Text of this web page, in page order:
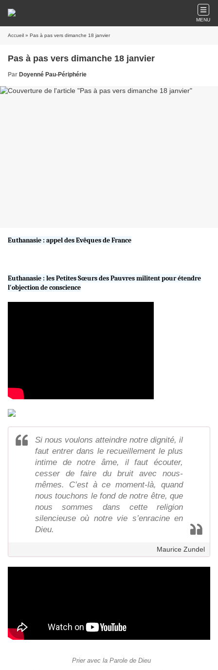
MENU
Accueil » Pas à pas vers dimanche 18 janvier
Pas à pas vers dimanche 18 janvier
Par Doyenné Pau-Périphérie
Euthanasie : appel des Evêques de France
Euthanasie : les Petites Sœurs des Pauvres militent pour étendre
l'objection de conscience
Si nous voulons atteindre notre dignité, il
faut entrer dans le recueillement le plus
intime de notre âme, il faut écouter,
cesser de faire du bruit avec nous-
mêmes. C’est à ce moment-là, quand
nous touchons le fond de notre être, que
nous sommes dans cette religion
silencieuse où notre vie s’enracine en
Dieu.
Maurice Zundel
Prier avec la Parole de Dieu